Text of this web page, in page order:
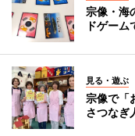
宗像・海
ドゲーム
見る・遊ぶ
宗像で
さつなぎ